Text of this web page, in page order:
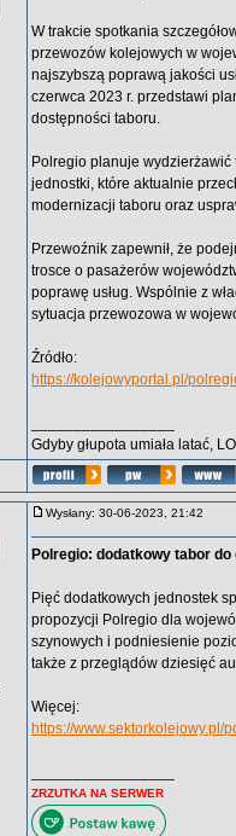
W trakcie spotkania
przewozów kolejowych w
najszybszą poprawą jakości
czerwca 2023 r. przedstawi
dostępności taboru.
Polregio planuje
jednostki, które aktualnie
modernizacji taboru oraz
Przewoźnik zapewnił, że
trosce o pasażerów
poprawę usług. Wspólnie z
sytuacja przewozowa w
Źródło:
https://kolejowyportal.pl/
Gdyby głupota umiała latać,
Wysłany: 30-06-2023, 21:42
Polregio: dodatkowy tabor
Pięć dodatkowych jednostek
propozycji Polregio dla
szynowych i podniesienie
także z przeglądów dziesięć
Więcej:
https://
ZRZUTKA NA SERWER